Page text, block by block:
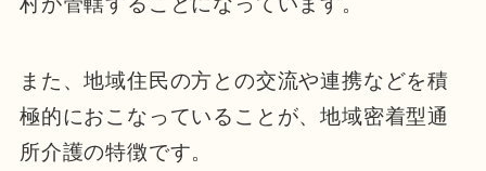
また、地域住民の方との交流や連携などを積
極的におこなっていることが、地域密着型通
所介護の特徴です。